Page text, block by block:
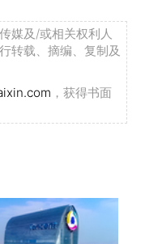
媒及/或相关权利人
转载、摘编、复制及
，获得书面